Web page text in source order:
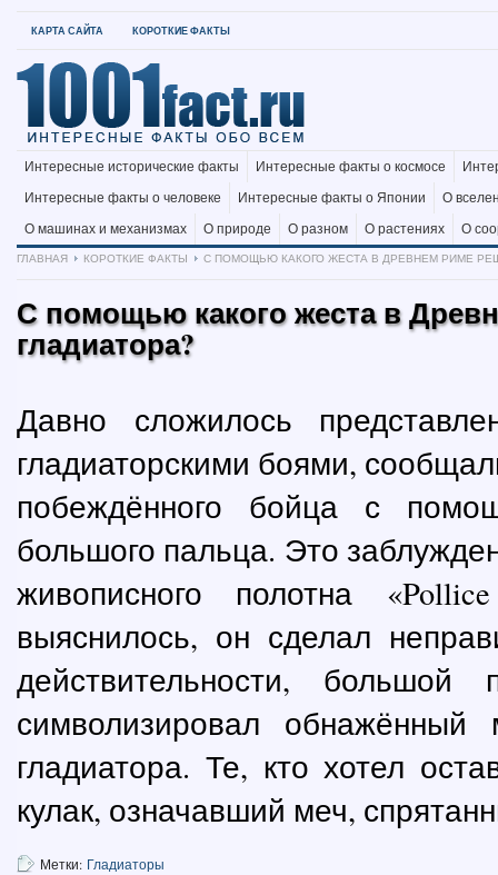
КАРТА САЙТА КОРОТКИЕ ФАКТЫ
Интересные исторические факты Интересные факты о космосе
Интересные факты о человеке
Интересные факты о Японии
О
О машинах и механизмах
О природе О разном О растениях
О
ГЛАВНАЯ
КОРОТКИЕ ФАКТЫ С ПОМОЩЬЮ КАКОГО ЖЕСТА В ДРЕВНЕМ РИМЕ
С помощью какого жеста в
гладиатора?
Давно сложилось
гладиаторскими боями,
побеждённого бойца с
большого пальца. Это
живописного полотна
выяснилось, он сделал
действительности,
символизировал
гладиатора. Те, кто хотел
кулак, означавший меч,
Метки: Гладиаторы